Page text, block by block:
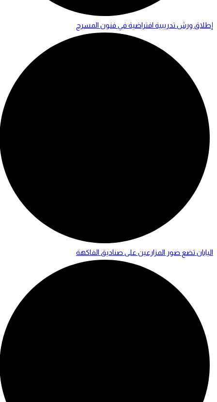
إطلاق ورش تدريبية افتراضية في فنون المسرح
اليابان تضع صور المزارعين على صناديق الفاكهة